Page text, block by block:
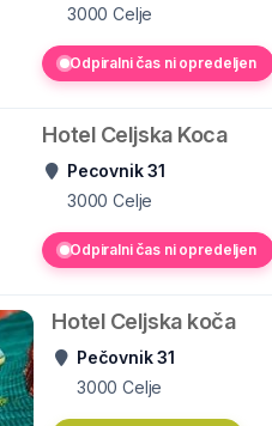
3000 Celje
Odpiralni čas ni opredeljen
Hotel Celjska Koca
Pecovnik 31
3000 Celje
Odpiralni čas ni opredeljen
Hotel Celjska koča
Pečovnik 31
3000 Celje